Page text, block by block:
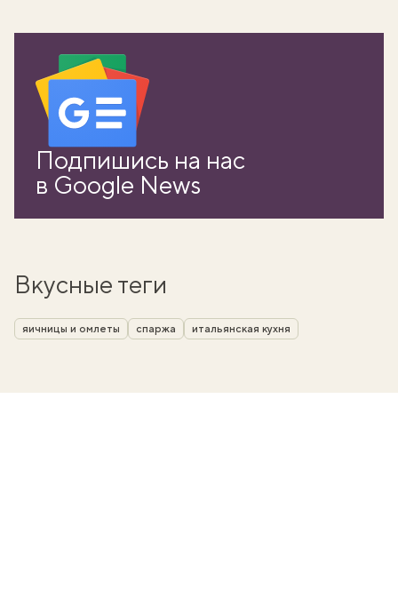
Подпишись на нас
в Google News
Вкусные теги
яичницы и омлеты спаржа итальянская кухня